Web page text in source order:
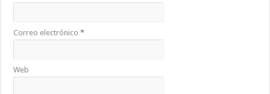
Correo electrónico*
Web